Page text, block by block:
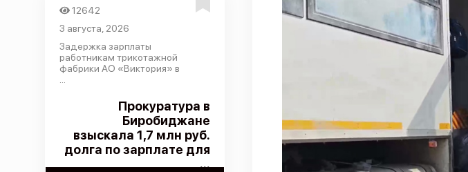
12642
3 августа, 2026
Задержка зарплаты
работникам трикотажной
фабрики АО «Виктория» в
Прокуратура в
Биробиджане
взыскала 1,7 млн руб.
долга по зарплате для
...